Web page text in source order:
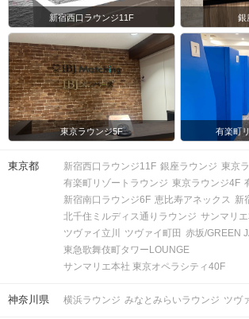
新宿西口ラウンジ11F 銀
東京ラウンジ5F 有楽町
東京都 新宿西口ラウンジ11F 銀座ラウンジ 東京
有楽町リゾートラウンジ 東京ラウンジ4F
新宿南口ラウンジ6F 恵比寿アネックス 新
北千住ミルディス通りラウンジ サンマリ
ツヴァイ立川
ツヴァイ町田 赤坂/GREEN
東急歌舞伎町タワーLOUNGE
サンマリエ本社 東京オペラシティ40F
神奈川県 横浜ラウンジ みなとみらいラウンジ ツヴ